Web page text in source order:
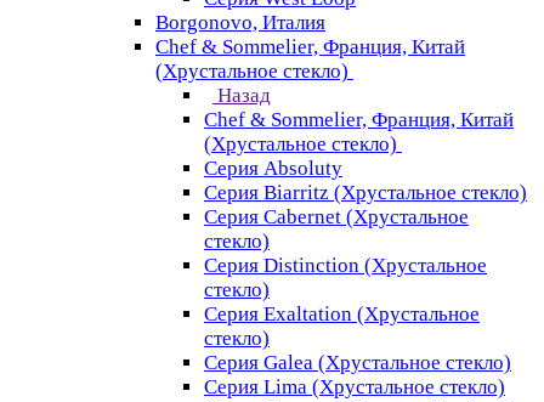
Borgonovo, Италия
Chef & Sommelier, Франция, Китай
(Хрустальное стекло)
Назад
Chef & Sommelier, Франция, Китай
(Хрустальное стекло)
Серия Absoluty
Серия Biarritz (Хрустальное стекло)
Серия Cabernet (Хрустальное
стекло)
Серия Distinction (Хрустальное
стекло)
Серия Exaltation (Хрустальное
стекло)
Серия Galea (Хрустальное стекло)
Серия Lima (Хрустальное стекло)